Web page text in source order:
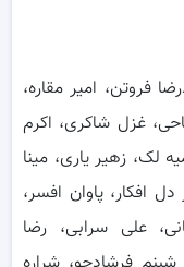
فروتن، امیر مقاره،
غزل شاکری، اکرم
لک، زهیر یاری، مینا
افکار، پاوان افسر،
علی سرابی، رضا